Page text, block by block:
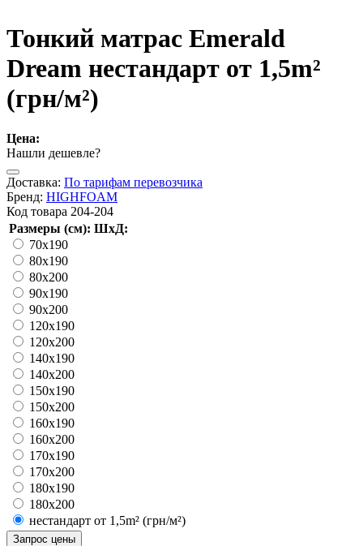
Тонкий матрас Emerald
Dream нестандарт от 1,5m²
(грн/м²)
Цена:
Нашли дешевле?
Доставка: По тарифам перевозчика
Бренд: HIGHFOAM
Код товара 204-204
Размеры (см): ШхД:
70х190
80х190
80х200
90х190
90х200
120х190
120х200
140х190
140х200
150х190
150х200
160х190
160х200
170х190
170х200
180x190
180х200
нестандарт от 1,5m² (грн/м²)
Запрос цены